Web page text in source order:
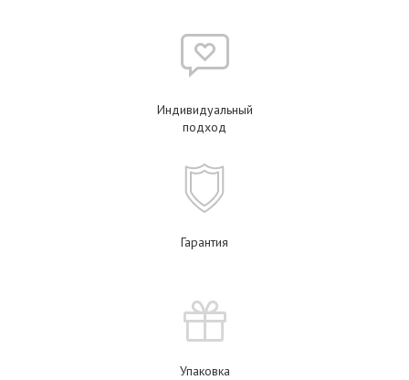
Индивидуальный
подход
Гарантия
Упаковка